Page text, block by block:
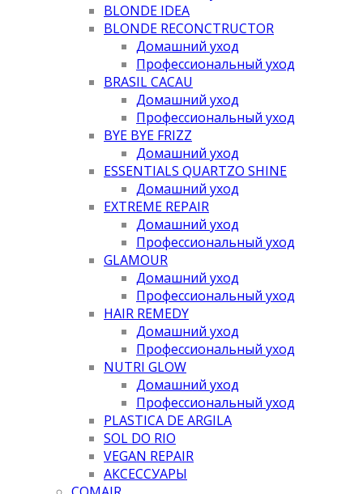
BLONDE IDEA
BLONDE RECONCTRUCTOR
Домашний уход
Профессиональный уход
BRASIL CACAU
Домашний уход
Профессиональный уход
BYE BYE FRIZZ
Домашний уход
ESSENTIALS QUARTZO SHINE
Домашний уход
EXTREME REPAIR
Домашний уход
Профессиональный уход
GLAMOUR
Домашний уход
Профессиональный уход
HAIR REMEDY
Домашний уход
Профессиональный уход
NUTRI GLOW
Домашний уход
Профессиональный уход
PLASTICA DE ARGILA
SOL DO RIO
VEGAN REPAIR
АКСЕССУАРЫ